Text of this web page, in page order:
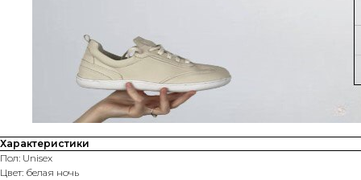
Характеристики
Пол: Unisex
Цвет: белая ночь